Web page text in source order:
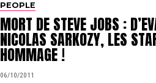
PEOPLE
MORT DE STEVE JOBS :
NICOLAS SARKOZY, LES
HOMMAGE !
06/10/2011